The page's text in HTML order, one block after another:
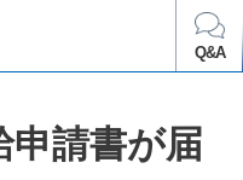
Q&A
申請書が届